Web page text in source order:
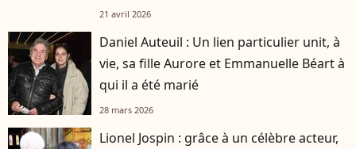
21 avril 2026
Daniel Auteuil : Un lien particulier unit, à
vie, sa fille Aurore et Emmanuelle Béart à
qui il a été marié
28 mars 2026
Lionel Jospin : grâce à un célèbre acteur,